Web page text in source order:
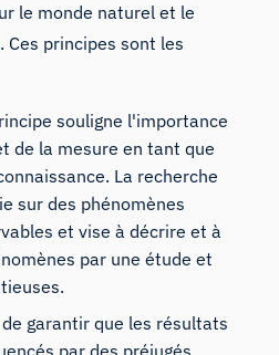
le monde naturel et le
principes sont les
souligne l'importance
de la mesure en tant que
La recherche
sur des phénomènes
et vise à décrire et à
par une étude et
garantir que les résultats